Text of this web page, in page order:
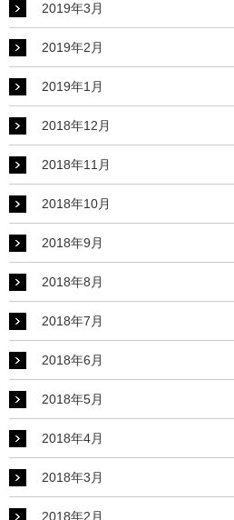
2019年3月
2019年2月
2019年1月
2018年12月
2018年11月
2018年10月
2018年9月
2018年8月
2018年7月
2018年6月
2018年5月
2018年4月
2018年3月
2018年2月